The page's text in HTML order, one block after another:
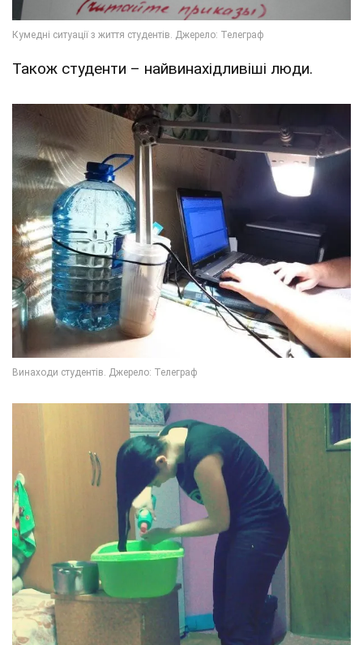
Також студенти – найвинахідливіші люди.